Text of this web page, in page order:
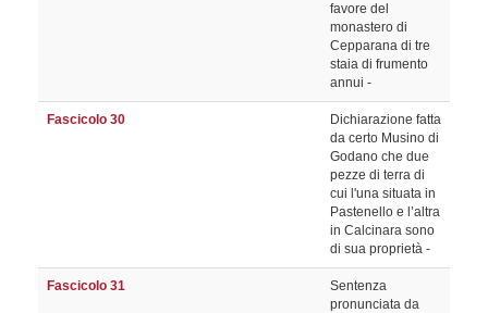
favore del
monastero di
Cepparana di tre
staia di frumento
annui -
Fascicolo 30
Dichiarazione fatta
da certo Musino di
Godano che due
pezze di terra di
cui l'una situata in
Pastenello e l’altra
in Calcinara sono
di sua proprietà -
Fascicolo 31
Sentenza
pronunciata da